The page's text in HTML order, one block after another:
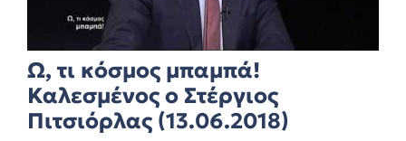
Ω, τι κόσμος μπαμπά!
Καλεσμένος ο Στέργιος
Πιτσιόρλας (13.06.2018)